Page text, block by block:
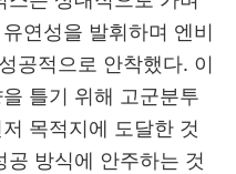
연성을 발휘하며 엔비
공적으로 안착했다. 이
틀기 위해 고군분투
목적지에 도달한 것
방식에 안주하는 것